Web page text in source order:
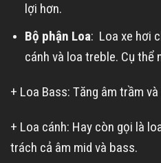
lợi hơn.
Bộ phận Loa: Loa xe hơi
cánh và loa treble. Cụ thể
+ Loa Bass: Tăng âm trầm
+ Loa cánh: Hay còn gọi là
trách cả âm mid và bass.